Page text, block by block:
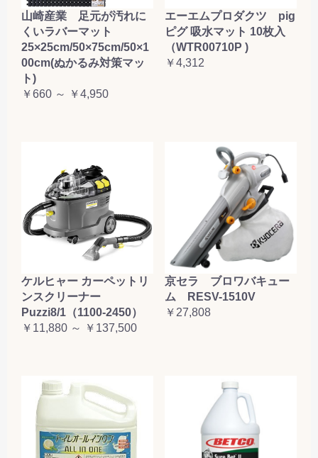
山崎産業 足元が汚れに
くいラバーマット
25×25cm/50×75cm/50×1
00cm(ぬかるみ対策マッ
ト)
￥660 ～ ￥4,950
エーエムプロダクツ pig
ピグ 吸水マット 10枚入
（WTR00710P )
￥4,312
ケルヒャー カーペットリ
ンスクリーナー
Puzzi8/1（1100-2450）
￥11,880 ～ ￥137,500
京セラ ブロワバキュー
ム RESV-1510V
￥27,808